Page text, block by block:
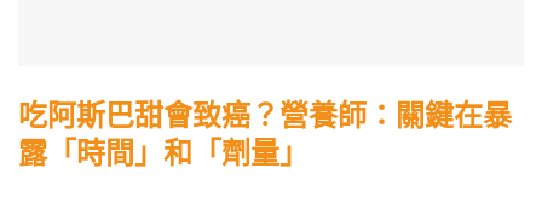
吃阿斯巴甜會致癌？營養師：關鍵在暴
露「時間」和「劑量」